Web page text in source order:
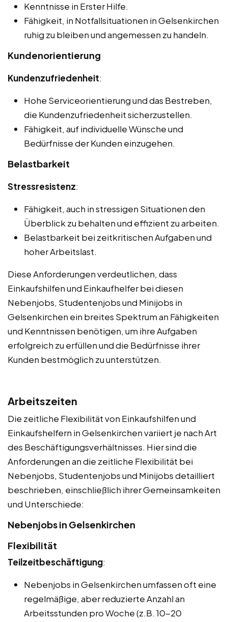
Kenntnisse in Erster Hilfe.
Fähigkeit, in Notfallsituationen in Gelsenkirchen
ruhig zu bleiben und angemessen zu handeln.
Kundenorientierung
Kundenzufriedenheit:
Hohe Serviceorientierung und das Bestreben,
die Kundenzufriedenheit sicherzustellen.
Fähigkeit, auf individuelle Wünsche und
Bedürfnisse der Kunden einzugehen.
Belastbarkeit
Stressresistenz:
Fähigkeit, auch in stressigen Situationen den
Überblick zu behalten und effizient zu arbeiten.
Belastbarkeit bei zeitkritischen Aufgaben und
hoher Arbeitslast.
Diese Anforderungen verdeutlichen, dass
Einkaufshilfen und Einkaufhelfer bei diesen
Nebenjobs, Studentenjobs und Minijobs in
Gelsenkirchen ein breites Spektrum an Fähigkeiten
und Kenntnissen benötigen, um ihre Aufgaben
erfolgreich zu erfüllen und die Bedürfnisse ihrer
Kunden bestmöglich zu unterstützen.
Arbeitszeiten
Die zeitliche Flexibilität von Einkaufshilfen und
Einkaufshelfern in Gelsenkirchen variiert je nach Art
des Beschäftigungsverhältnisses. Hier sind die
Anforderungen an die zeitliche Flexibilität bei
Nebenjobs, Studentenjobs und Minijobs detailliert
beschrieben, einschließlich ihrer Gemeinsamkeiten
und Unterschiede:
Nebenjobs in Gelsenkirchen
Flexibilität
Teilzeitbeschäftigung:
Nebenjobs in Gelsenkirchen umfassen oft eine
regelmäßige, aber reduzierte Anzahl an
Arbeitsstunden pro Woche (z.B. 10-20